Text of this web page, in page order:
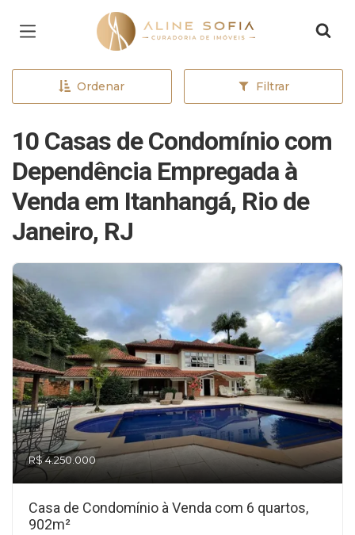
Página inicial
Ordenar Filtrar
10 Casas de Condomínio com
Dependência Empregada à
Venda em Itanhangá, Rio de
Janeiro, RJ
R$ 4.250.000
Casa de Condomínio à Venda com 6 quartos,
902m²